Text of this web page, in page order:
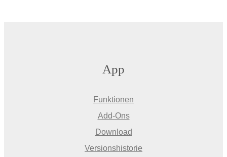
App
Funktionen
Add-Ons
Download
Versionshistorie